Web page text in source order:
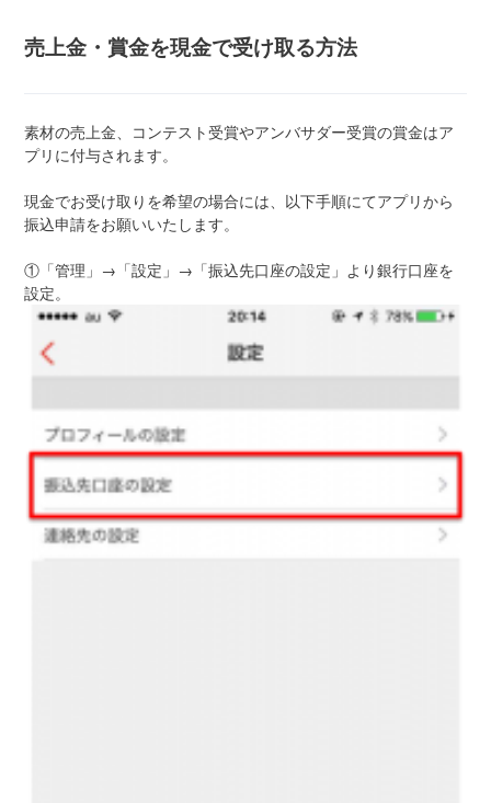
売上金・賞金を現金で受け取る方法
素材の売上金、コンテスト受賞やアンバサダー受賞の賞金はア
プリに付与されます。
現金でお受け取りを希望の場合には、以下手順にてアプリから
振込申請をお願いいたします。
①「管理」→「設定」→「振込先口座の設定」より銀行口座を
設定。